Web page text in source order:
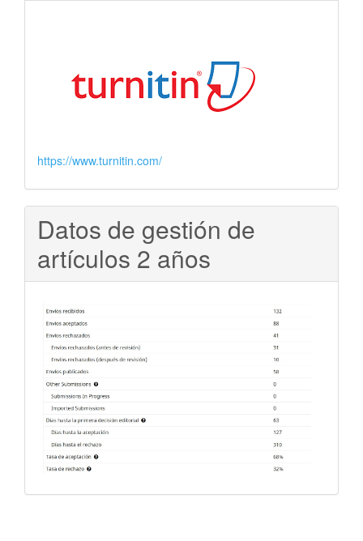
https://www.turnitin.com/
Datos de gestión de
artículos 2 años